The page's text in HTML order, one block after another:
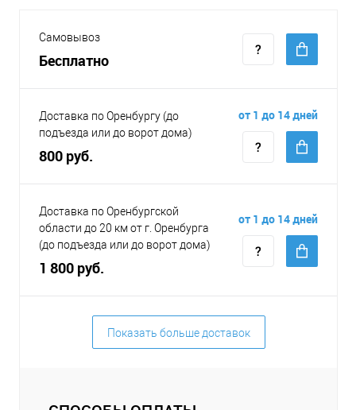
Самовывоз
Бесплатно
Доставка по Оренбургу (до
подъезда или до ворот дома)
800 руб.
от 1 до 14 дней
Доставка по Оренбургской
области до 20 км от г. Оренбурга
(до подъезда или до ворот дома)
1 800 руб.
от 1 до 14 дней
Показать больше доставок